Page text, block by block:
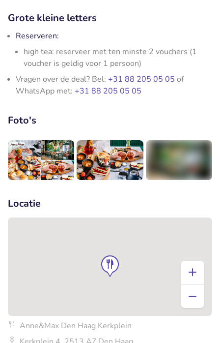
Grote kleine letters
Reserveren:
high tea: reserveer met ten minste 2 vouchers (1
voucher is geldig voor 1 persoon)
Vragen over de deal? Bel: +31 88 205 05 05 of
WhatsApp met: +31 88 205 05 05
Foto's
Locatie
Anne&Max Den Haag Kerkplein